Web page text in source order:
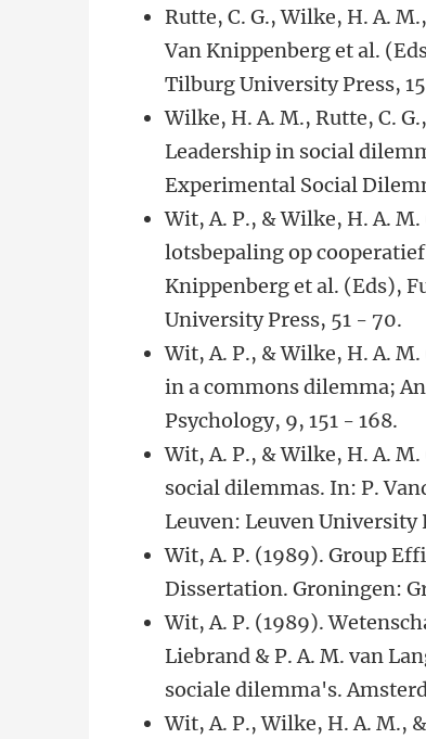
Rutte, C. G., Wilke, H. A.
Van Knippenberg et al.
Tilburg University Press,
Wilke, H. A. M., Rutte, C.
Leadership in social
Experimental Social
Wit, A. P., & Wilke, H. A.
lotsbepaling op
Knippenberg et al. (Eds),
University Press, 51 - 70.
Wit, A. P., & Wilke, H. A.
in a commons dilemma;
Psychology, 9, 151 - 168.
Wit, A. P., & Wilke, H. A.
social dilemmas. In: P.
Leuven: Leuven University
Wit, A. P. (1989). Group
Dissertation. Groningen:
Wit, A. P. (1989).
Liebrand & P. A. M. van
sociale dilemma's.
Wit, A. P., Wilke, H. A. M.,